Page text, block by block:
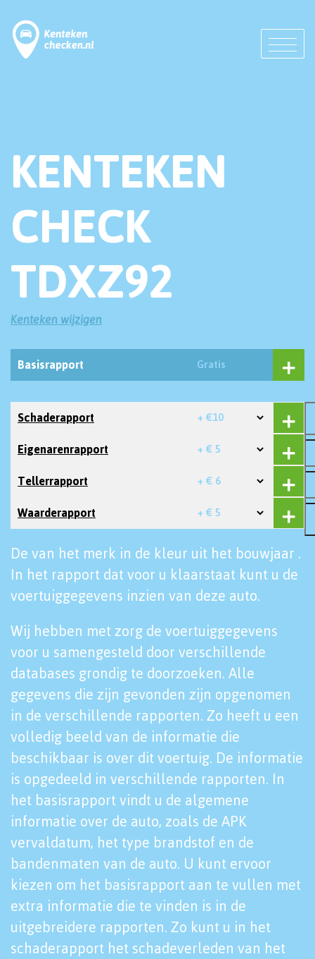
KENTEKEN
CHECK
TDXZ92
Kenteken wijzigen
Basisrapport Gratis
Schaderapport + €10
Eigenarenrapport + € 5
Tellerrapport + € 6
Waarderapport + € 5
De van het merk in de kleur uit het bouwjaar .
In het rapport dat voor u klaarstaat kunt u de
voertuiggegevens inzien van deze auto.
Wij hebben met zorg de voertuiggegevens
voor u samengesteld door verschillende
databases grondig te doorzoeken. Alle
gegevens die zijn gevonden zijn opgenomen
in de verschillende rapporten. Zo heeft u een
volledig beeld van de informatie die
beschikbaar is over dit voertuig. De informatie
is opgedeeld in verschillende rapporten. In
het basisrapport vindt u de algemene
informatie over de auto, zoals de APK
vervaldatum, het type brandstof en de
bandenmaten van de auto. U kunt ervoor
kiezen om het basisrapport aan te vullen met
extra informatie die te vinden is in de
uitgebreidere rapporten. Zo kunt u in het
schaderapport het schadeverleden van het